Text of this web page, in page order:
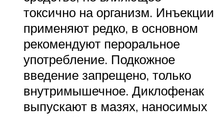
токсично на организм. Инъекции
применяют редко, в основном
рекомендуют пероральное
употребление. Подкожное
введение запрещено, только
внутримышечное. Диклофенак
выпускают в мазях, наносимых